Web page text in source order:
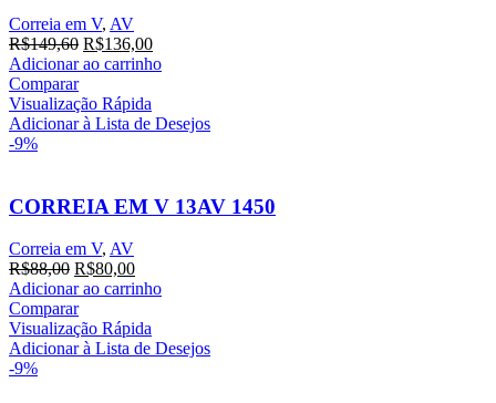
Correia em V, AV
R$149,60 O
preço
era:
R$149,60.
R$136,00O
preço
R$136,00.
Adicionar ao carrinho
Comparar
Visualização Rápida
Adicionar à Lista de Desejos
-9%
CORREIA EM V 13AV 1450
Correia em V, AV
R$88,00 O
preço
original
era:
R$88,00.
R$80,00O
preço
é:
R$80,00.
Adicionar ao carrinho
Comparar
Visualização Rápida
Adicionar à Lista de Desejos
-9%